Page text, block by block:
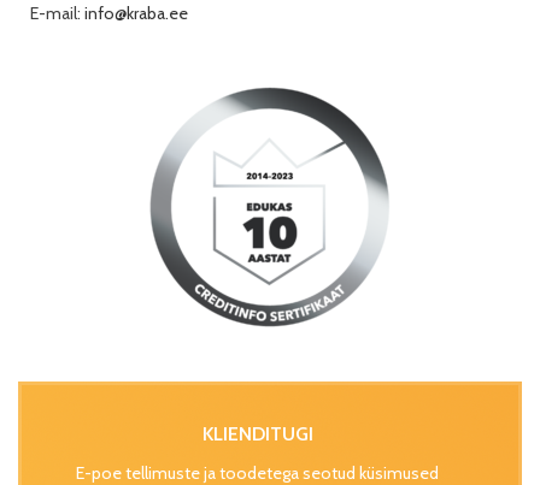
E-mail: info@kraba.ee
KLIENDITUGI
E-poe tellimuste ja toodetega seotud küsimused